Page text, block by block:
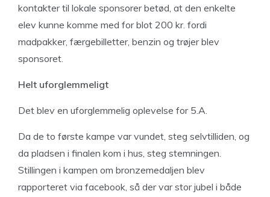
kontakter til lokale sponsorer betød, at den enkelte
elev kunne komme med for blot 200 kr. fordi
madpakker, færgebilletter, benzin og trøjer blev
sponsoret.
Helt uforglemmeligt
Det blev en uforglemmelig oplevelse for 5.A.
Da de to første kampe var vundet, steg selvtilliden, og
da pladsen i finalen kom i hus, steg stemningen.
Stillingen i kampen om bronzemedaljen blev
rapporteret via facebook, så der var stor jubel i både